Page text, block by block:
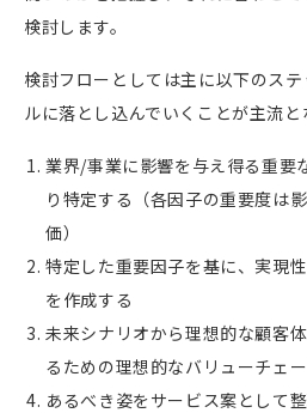
検討します。
検討フローとしては主に以下のス
ルに落とし込んでいくことが主流と
業界/事業に影響を与え得る重要
り特定する（各因子の重要度は
価）
特定した重要因子を基に、実現
を作成する
未来シナリオから理想的な顧客
るための理想的なバリューチェ
あるべき姿をサービス案として